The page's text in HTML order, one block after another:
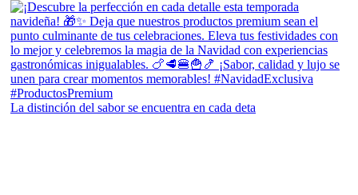
La distinción del sabor se encuentra en cada deta